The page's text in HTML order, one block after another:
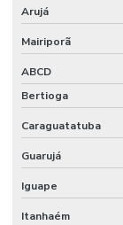
Arujá
Mairiporã
ABCD
Bertioga
Caraguatatuba
Guarujá
Iguape
Itanhaém